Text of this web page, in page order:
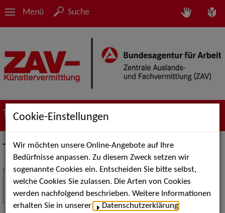
Menü Suche
Termine
Termine
Stuttgart Street Art
Kunst, Live-Acts und Aktionen für Kinder und
Familien. Die Stuttgart Street Art verwandelt den
18
JUL
Cookie-Einstellungen
Wir möchten unsere Online-Angebote auf Ihre
Bedürfnisse anpassen. Zu diesem Zweck setzen wir
sogenannte Cookies ein. Entscheiden Sie bitte selbst,
welche Cookies Sie zulassen. Die Arten von Cookies
werden nachfolgend beschrieben. Weitere Informationen
erhalten Sie in unserer
Datenschutzerklärung